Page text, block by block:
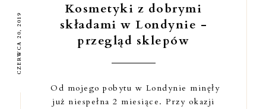
CZERWCA 20, 2019
Kosmetyki z dobrymi
składami w Londynie -
przegląd sklepów
Od mojego pobytu w Londynie minęły
już niespełna 2 miesiące. Przy okazji